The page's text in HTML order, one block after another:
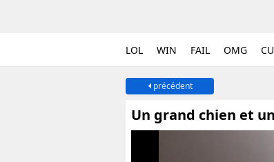
LOL WIN FAIL OMG
précédent
Un grand chien et